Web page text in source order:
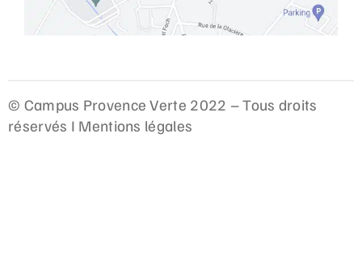
© Campus Provence Verte 2022 – Tous droits
réservés I Mentions légales